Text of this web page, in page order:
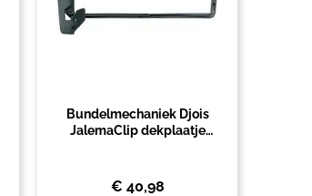
Bundelmechaniek Djois
JalemaClip dekplaatje
€ 40,98